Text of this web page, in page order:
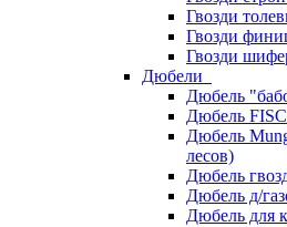
Гвозди
Гвозди
Гвозди
Дюбели
Дюбель
Дюбель
Дюбель
лесов)
Дюбель
Дюбель д/
Дюбель для